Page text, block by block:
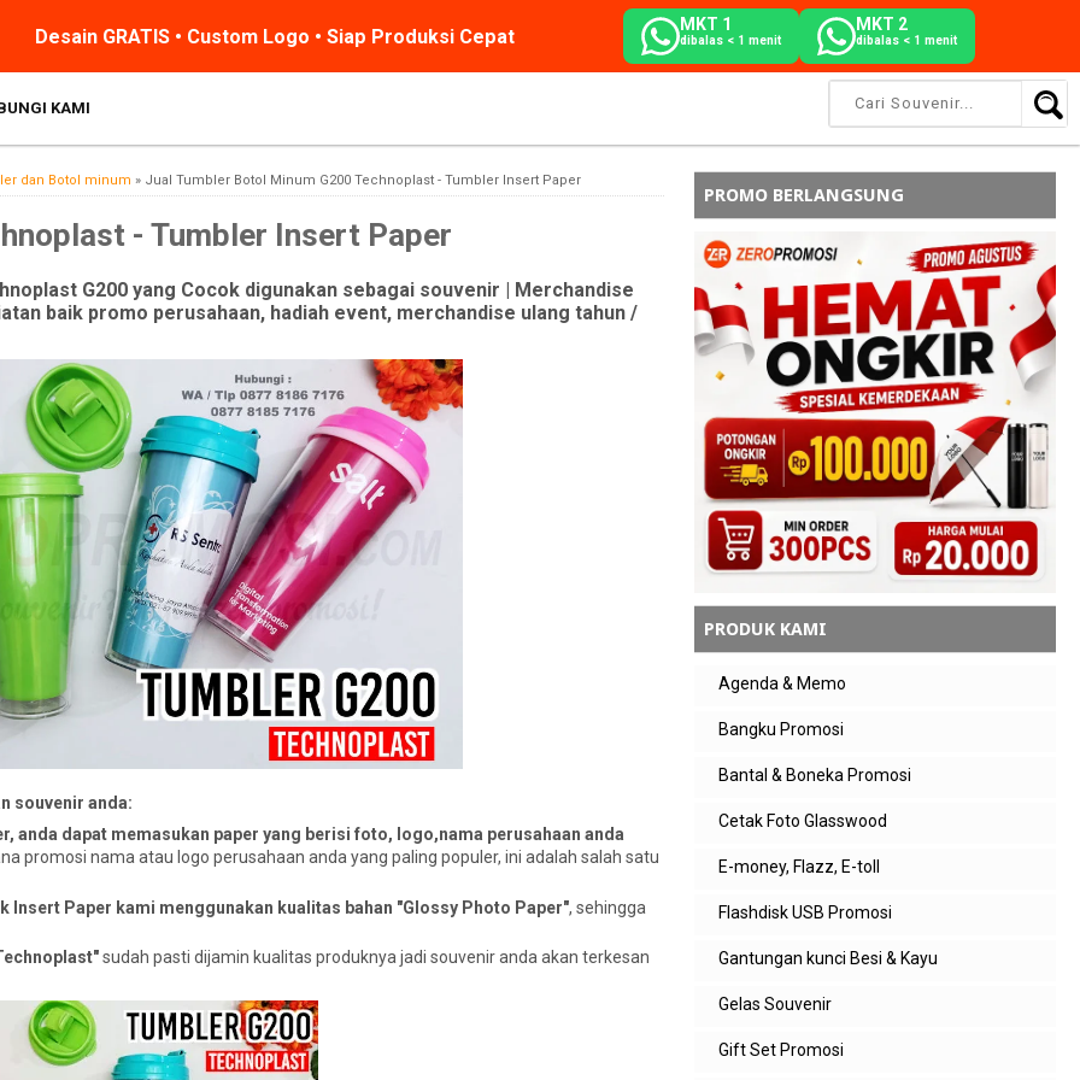
Desain GRATIS • Custom Logo • Siap Produksi Cepat
MKT 1
dibalas < 1 menit
MKT 2
dibalas < 1 menit
KAMI
dan Botol minum » Jual Tumbler Botol Minum G200 Technoplast - Tumbler Insert Paper
- Tumbler Insert Paper
G200 yang Cocok digunakan sebagai souvenir | Merchandise
baik promo perusahaan, hadiah event, merchandise ulang tahun /
souvenir anda:
anda dapat memasukan paper yang berisi foto, logo,nama perusahaan anda
promosi nama atau logo perusahaan anda yang paling populer, ini adalah salah satu
Insert Paper kami menggunakan kualitas bahan "Glossy Photo Paper", sehingga
sudah pasti dijamin kualitas produknya jadi souvenir anda akan terkesan
PROMO BERLANGSUNG
PRODUK KAMI
Agenda & Memo
Bangku Promosi
Bantal & Boneka Promosi
Cetak Foto Glasswood
E-money, Flazz, E-toll
Flashdisk USB Promosi
Gantungan kunci Besi & Kayu
Gelas Souvenir
Gift Set Promosi